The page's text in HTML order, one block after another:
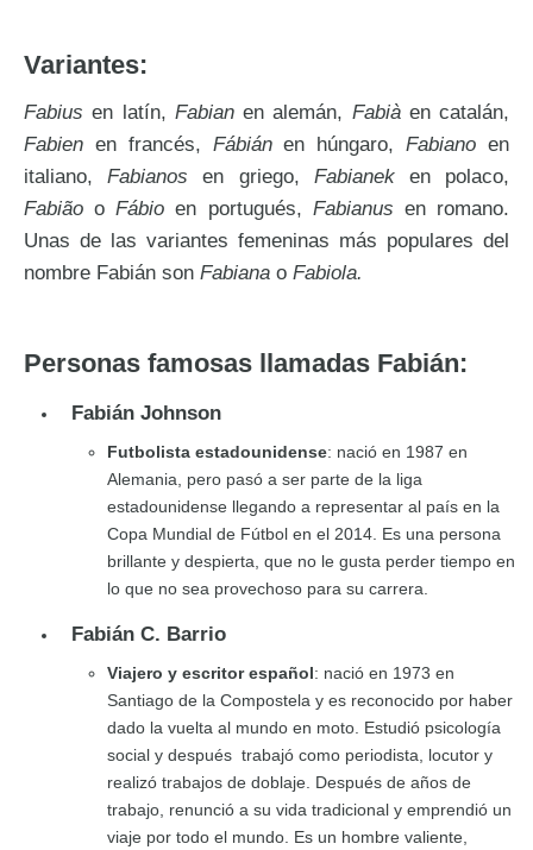
Variantes:
Fabius en latín, Fabianen alemán, Fabiàen catalán,
Fabien en francés, Fábiánen húngaro,Fabiano en
italiano,Fabianos en griego, Fabianeken polaco,
Fabião oFábio en portugués, Fabianus en romano.
Unas de las variantes femeninas más populares del
nombre Fabián son Fabiana o Fabiola.
Personas famosas llamadas Fabián:
Fabián Johnson
Futbolista estadounidense: nació en 1987 en
Alemania, pero pasó a ser parte de la liga
estadounidense llegando a representar al país en la
Copa Mundial de Fútbol en el 2014. Es una persona
brillante y despierta, que no le gusta perder tiempo en
lo que no sea provechoso para su carrera.
Fabián C. Barrio
Viajero y escritor español: nació en 1973 en
Santiago de la Compostela y es reconocido por haber
dado la vuelta al mundo en moto. Estudió psicología
social y después trabajó como periodista, locutor y
realizó trabajos de doblaje. Después de años de
trabajo, renunció a su vida tradicional y emprendió un
viaje por todo el mundo. Es un hombre valiente,